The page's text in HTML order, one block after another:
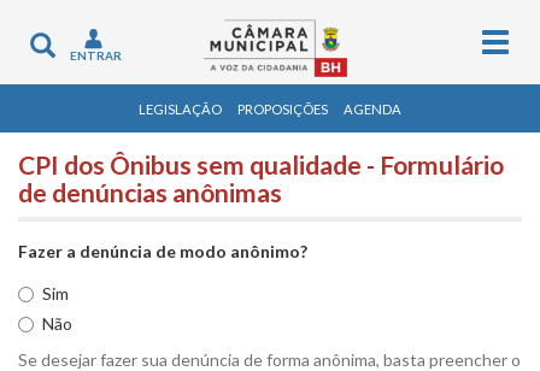
Toggle
navigation
ENTRAR
LEGISLAÇÃO PROPOSIÇÕES AGENDA
CPI dos Ônibus sem qualidade - Formulário
de denúncias anônimas
Fazer a denúncia de modo anônimo?
Sim
Não
Se desejar fazer sua denúncia de forma anônima, basta preencher o